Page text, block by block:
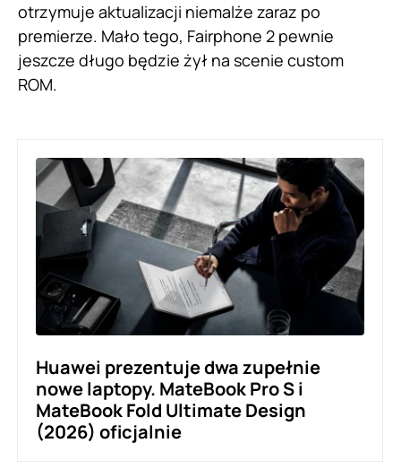
otrzymuje aktualizacji niemalże zaraz po
premierze. Mało tego, Fairphone 2 pewnie
jeszcze długo będzie żył na scenie custom
ROM.
Huawei prezentuje dwa zupełnie
nowe laptopy. MateBook Pro S i
MateBook Fold Ultimate Design
(2026) oficjalnie